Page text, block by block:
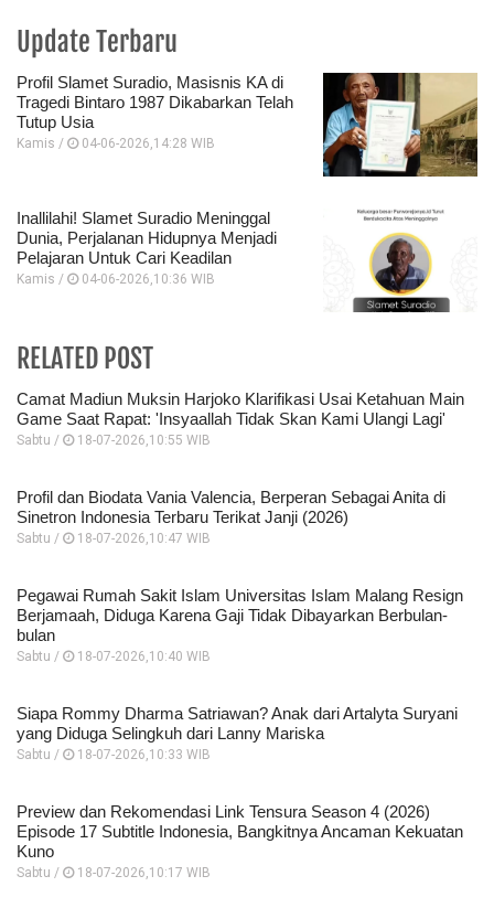
Update Terbaru
Profil Slamet Suradio, Masisnis KA di
Tragedi Bintaro 1987 Dikabarkan Telah
Tutup Usia
Kamis / 04-06-2026,14:28 WIB
Inallilahi! Slamet Suradio Meninggal
Dunia, Perjalanan Hidupnya Menjadi
Pelajaran Untuk Cari Keadilan
Kamis / 04-06-2026,10:36 WIB
RELATED POST
Camat Madiun Muksin Harjoko Klarifikasi Usai Ketahuan Main
Game Saat Rapat: 'Insyaallah Tidak Skan Kami Ulangi Lagi'
Sabtu / 18-07-2026,10:55 WIB
Profil dan Biodata Vania Valencia, Berperan Sebagai Anita di
Sinetron Indonesia Terbaru Terikat Janji (2026)
Sabtu / 18-07-2026,10:47 WIB
Pegawai Rumah Sakit Islam Universitas Islam Malang Resign
Berjamaah, Diduga Karena Gaji Tidak Dibayarkan Berbulan-
bulan
Sabtu / 18-07-2026,10:40 WIB
Siapa Rommy Dharma Satriawan? Anak dari Artalyta Suryani
yang Diduga Selingkuh dari Lanny Mariska
Sabtu / 18-07-2026,10:33 WIB
Preview dan Rekomendasi Link Tensura Season 4 (2026)
Episode 17 Subtitle Indonesia, Bangkitnya Ancaman Kekuatan
Kuno
Sabtu / 18-07-2026,10:17 WIB